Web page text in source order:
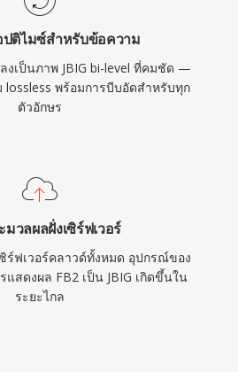
ปติไมซ์สำหรับข้อความ
งเป็นภาพ JBIG bi-level ที่คมชัด —
lossless พร้อมการบีบอัดสำหรับทุก
ตัวอักษร
มวลผลฝั่งเซิร์ฟเวอร์
ร์ฟเวอร์คลาวด์ทั้งหมด อุปกรณ์ของ
สดงผล FB2 เป็น JBIG เกิดขึ้นใน
ระยะไกล